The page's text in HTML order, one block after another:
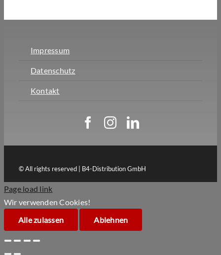
Impressum
Datenschutz
Kontakt
© All rights reserved | B4-Distribution GmbH
Page load link
Wir verwenden Cookies!
Alle zulassen
Ablehnen